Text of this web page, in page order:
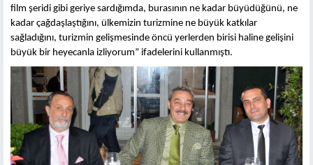
film şeridi gibi geriye sardığımda, burasının ne kadar büyüdüğünü, ne
kadar çağdaşlaştığını, ülkemizin turizmine ne büyük katkılar
sağladığını, turizmin gelişmesinde öncü yerlerden birisi haline gelişini
büyük bir heyecanla izliyorum” ifadelerini kullanmıştı.